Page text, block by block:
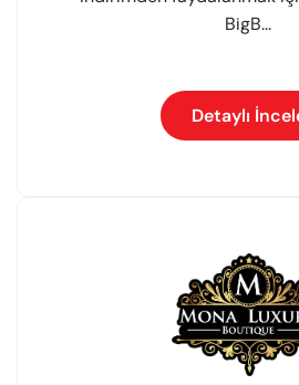
BigB...
Detaylı